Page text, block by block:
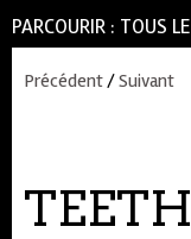
PARCOURIR : TOUS
Précédent/Suivant